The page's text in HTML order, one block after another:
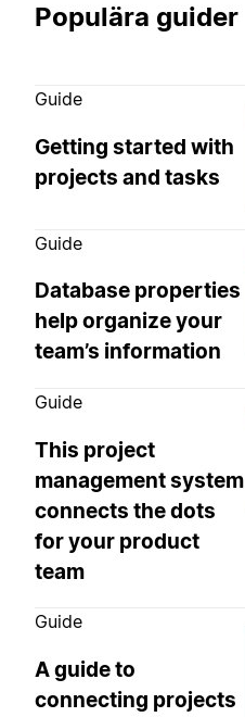
Populära guider
Guide
Getting started with
projects and tasks
Guide
Database properties
help organize your
team’s information
Guide
This project
management system
connects the dots
for your product
team
Guide
A guide to
connecting projects